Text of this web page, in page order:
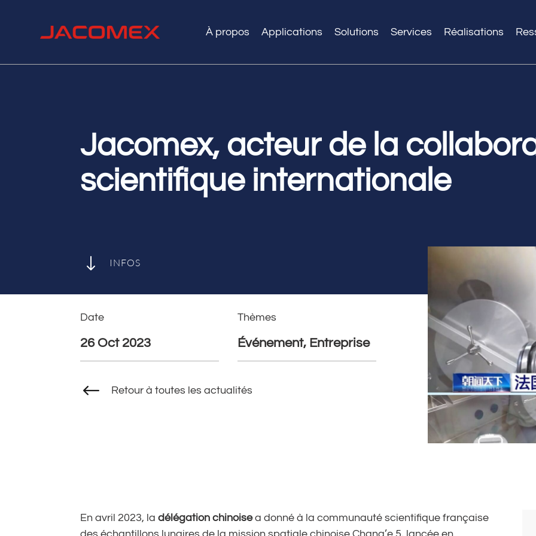
À propos Applications Solutions Services Réalisations
Jacomex, acteur de la
scientifique internationale
" INFOS
Date
26 Oct 2023
Thèmes
Événement, Entreprise
# Retour à toutes les actualités
En avril 2023, ladélégation chinoisea donné à la communauté scientifique française